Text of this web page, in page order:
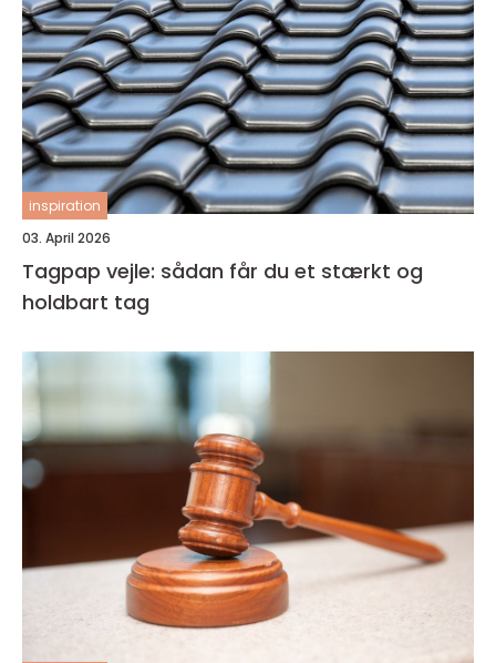
inspiration
03. April 2026
Tagpap vejle: sådan får du et stærkt og
holdbart tag